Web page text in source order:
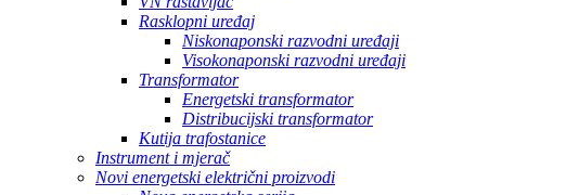
Rasklopni uređaj
Niskonaponski razvodni uređaji
Visokonaponski razvodni uređaji
Transformator
Energetski transformator
Distribucijski transformator
Kutija trafostanice
Instrument i mjerač
Novi energetski električni proizvodi